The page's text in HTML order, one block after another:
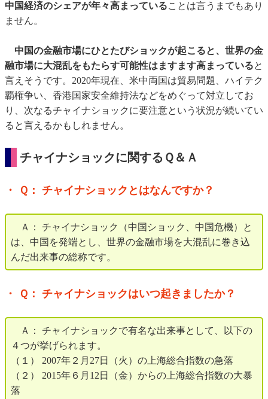
中国経済のシェアが年々高まっていることは言うまでもあり
ません。
中国の金融市場にひとたびショックが起こると、世界の金
融市場に大混乱をもたらす可能性はますます高まっていると
言えそうです。2020年現在、米中両国は貿易問題、ハイテク
覇権争い、香港国家安全維持法などをめぐって対立してお
り、次なるチャイナショックに要注意という状況が続いてい
ると言えるかもしれません。
チャイナショックに関するＱ＆Ａ
・ Ｑ： チャイナショックとはなんですか？
Ａ： チャイナショック（中国ショック、中国危機）と
は、中国を発端とし、世界の金融市場を大混乱に巻き込
んだ出来事の総称です。
・ Ｑ： チャイナショックはいつ起きましたか？
Ａ： チャイナショックで有名な出来事として、以下の
４つが挙げられます。
（１） 2007年２月27日（火）の上海総合指数の急落
（２） 2015年６月12日（金）からの上海総合指数の大暴
落